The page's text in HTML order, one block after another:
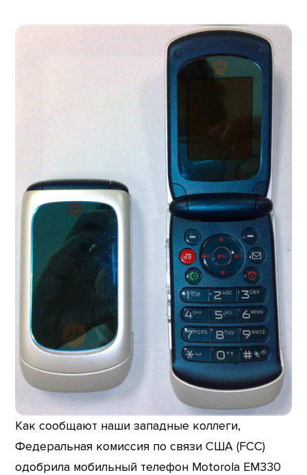
Как сообщают наши западные коллеги,
Федеральная комиссия по связи США (FCC)
одобрила мобильный телефон Motorola EM330